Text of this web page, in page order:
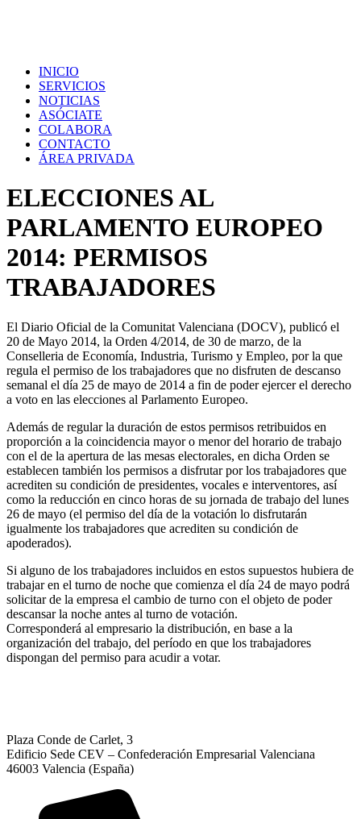
INICIO
SERVICIOS
NOTICIAS
ASÓCIATE
COLABORA
CONTACTO
ÁREA PRIVADA
ELECCIONES AL
PARLAMENTO EUROPEO
2014: PERMISOS
TRABAJADORES
El Diario Oficial de la Comunitat Valenciana (DOCV), publicó el
20 de Mayo 2014, la Orden 4/2014, de 30 de marzo, de la
Conselleria de Economía, Industria, Turismo y Empleo, por la que
regula el permiso de los trabajadores que no disfruten de descanso
semanal el día 25 de mayo de 2014 a fin de poder ejercer el derecho
a voto en las elecciones al Parlamento Europeo.
Además de regular la duración de estos permisos retribuidos en
proporción a la coincidencia mayor o menor del horario de trabajo
con el de la apertura de las mesas electorales, en dicha Orden se
establecen también los permisos a disfrutar por los trabajadores que
acrediten su condición de presidentes, vocales e interventores, así
como la reducción en cinco horas de su jornada de trabajo del lunes
26 de mayo (el permiso del día de la votación lo disfrutarán
igualmente los trabajadores que acrediten su condición de
apoderados).
Si alguno de los trabajadores incluidos en estos supuestos hubiera de
trabajar en el turno de noche que comienza el día 24 de mayo podrá
solicitar de la empresa el cambio de turno con el objeto de poder
descansar la noche antes al turno de votación.
Corresponderá al empresario la distribución, en base a la
organización del trabajo, del período en que los trabajadores
dispongan del permiso para acudir a votar.
Plaza Conde de Carlet, 3
Edificio Sede CEV – Confederación Empresarial Valenciana
46003 Valencia (España)